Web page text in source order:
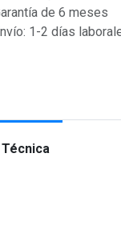
de 6 meses
1-2 días